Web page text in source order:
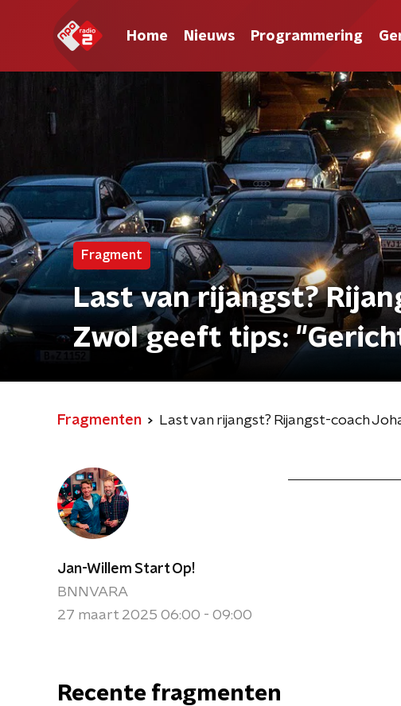
Home Nieuws Programmering
Fragment
Last van rijangst?
Zwol geeft tips:
Fragmenten Last van rijangst? Rijangst-coach
Jan-Willem Start Op!
BNNVARA
27 maart 2025 06:00 - 09:00
Recente fragmenten